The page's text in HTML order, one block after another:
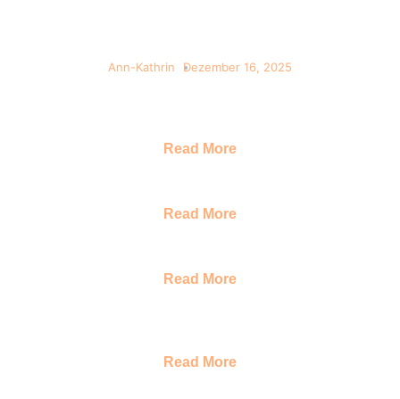
Ann-Kathrin Dezember 16, 2025
Read More
Read More
Read More
Read More